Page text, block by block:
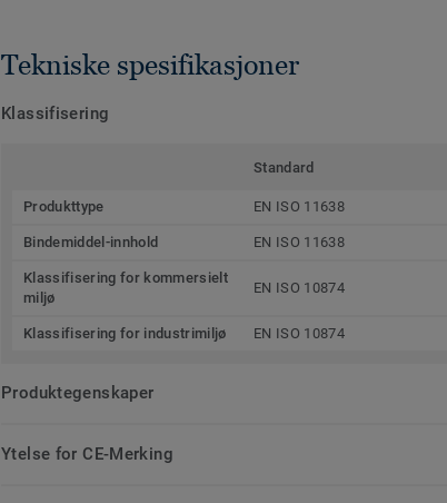
Tekniske spesifikasjoner
Klassifisering
Standard
Produkttype EN ISO 11638
Bindemiddel-innhold EN ISO 11638
Klassifisering for kommersielt
miljø
EN ISO 10874
Klassifisering for industrimiljø EN ISO 10874
Produktegenskaper
Ytelse for CE-Merking